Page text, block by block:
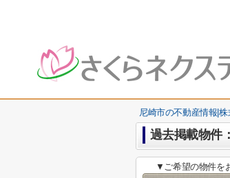
尼崎市の不動産情報|
過去掲載物件
▼ご希望の物件を